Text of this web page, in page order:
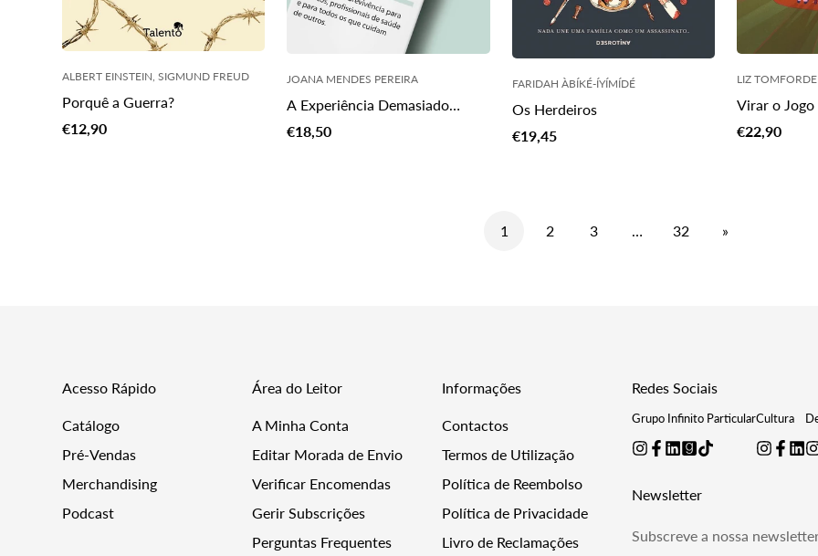
ALBERT EINSTEIN, SIGMUND FREUD
Porquê a Guerra?
Translation
€12,90
JOANA MENDES PEREIRA
A Experiência Demasiado
Humana
Translation
€18,50
FARIDAH ÀBÍKÉ-ÍYÍMÍDÉ
Os Herdeiros
Translation
€19,45
LIZ TOMFORDE
Virar o Jogo
Translation
€22,90
1 2 3 32 »
Acesso Rápido
Catálogo
Pré-Vendas
Merchandising
Podcast
Área do Leitor
A Minha Conta
Editar Morada de Envio
Verificar Encomendas
Gerir Subscrições
Perguntas Frequentes
Informações
Contactos
Termos de Utilização
Política de Reembolso
Política de Privacidade
Livro de Reclamações
Redes Sociais
Grupo Infinito ParticularCultura
Newsletter
Subscreve a nossa